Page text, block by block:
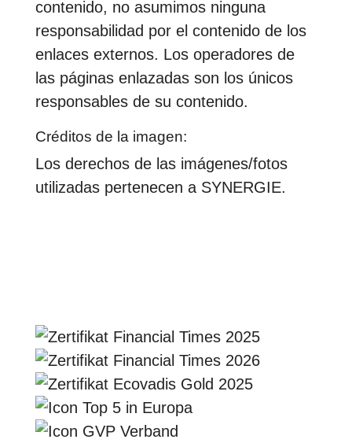
contenido, no asumimos ninguna
responsabilidad por el contenido de los
enlaces externos. Los operadores de
las páginas enlazadas son los únicos
responsables de su contenido.
Créditos de la imagen:
Los derechos de las imágenes/fotos
utilizadas pertenecen a SYNERGIE.